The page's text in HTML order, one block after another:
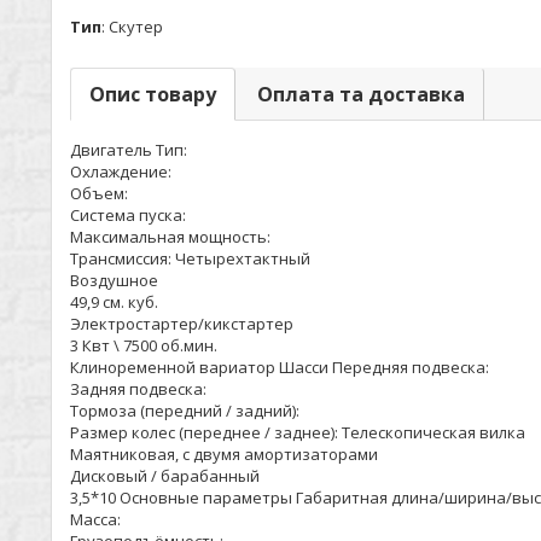
Тип: Скутер
Опис товару Оплата та доставка
Двигатель Тип:
Охлаждение:
Объем:
Система пуска:
Максимальная мощность:
Трансмиссия: Четырехтактный
Воздушное
49,9 см. куб.
Электростартер/кикстартер
3 Квт \ 7500 об.мин.
Клиноременной вариатор Шасси Передняя подвеска:
Задняя подвеска:
Тормоза (передний / задний):
Размер колес (переднее / заднее): Телескопическая вилка
Маятниковая, с двумя амортизаторами
Дисковый / барабанный
3,5*10 Основные параметры Габаритная длина/ширина/
Масса: